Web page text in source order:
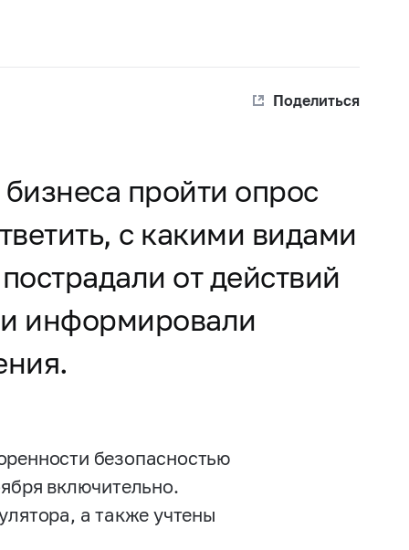
Поделиться
пройти опрос
с какими видами
от действий
информировали
безопасностью
включительно.
а также учтены